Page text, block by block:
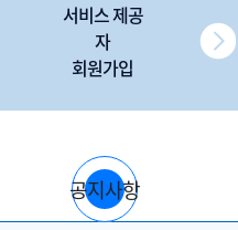
서비스 제공
자
회원가입
공지사항